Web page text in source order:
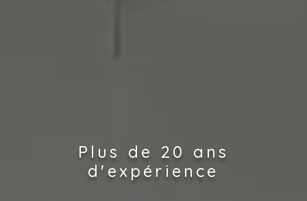
Plus de 20 ans
d'expérience